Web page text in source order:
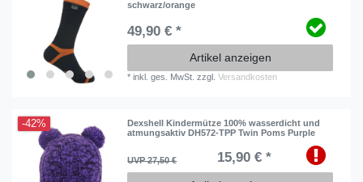
schwarz/orange
49,90 € *
Artikel anzeigen
*inkl. ges. MwSt. zzgl.Versandkosten
-42%
Dexshell Kindermütze 100% wasserdicht und
atmungsaktiv DH572-TPP Twin Poms Purple
UVP 27,50 € 15,90 € *